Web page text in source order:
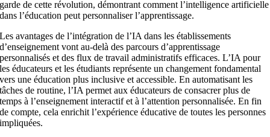
garde de cette révolution, démontrant comment l’intelligence artificielle
dans l’éducation peut personnaliser l’apprentissage.
Les avantages de l’intégration de l’IA dans les établissements
d’enseignement vont au-delà des parcours d’apprentissage
personnalisés et des flux de travail administratifs efficaces. L’IA pour
les éducateurs et les étudiants représente un changement fondamental
vers une éducation plus inclusive et accessible. En automatisant les
tâches de routine, l’IA permet aux éducateurs de consacrer plus de
temps à l’enseignement interactif et à l’attention personnalisée. En fin
de compte, cela enrichit l’expérience éducative de toutes les personnes
impliquées.